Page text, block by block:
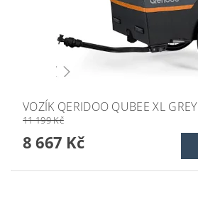
VOZÍK QERIDOO QUBEE XL GREY
11 199 Kč
8 667 Kč